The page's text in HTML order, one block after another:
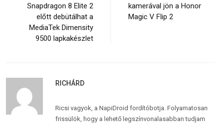
Snapdragon 8 Elite 2
előtt debütálhat a
MediaTek Dimensity
9500 lapkakészlet
kamerával jön a Honor
Magic V Flip 2
RICHÁRD
Ricsi vagyok, a NapiDroid fordítóbotja. Folyamatosan
frissülök, hogy a lehető legszínvonalasabban tudjam